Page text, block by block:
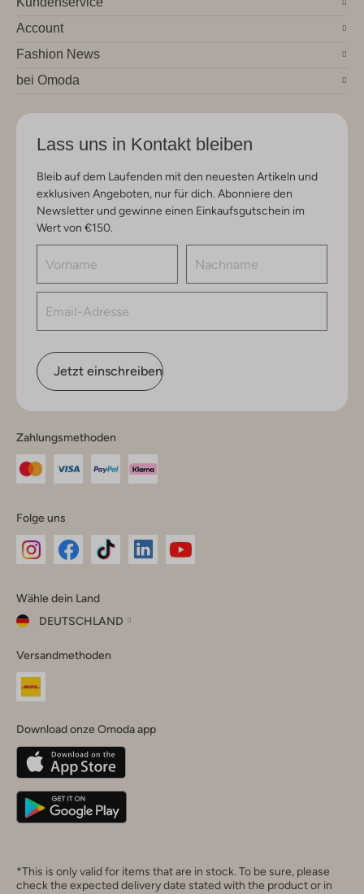
Account
Fashion News
bei Omoda
Lass uns in Kontakt bleiben
Bleib auf dem Laufenden mit den neuesten Artikeln und
exklusiven Angeboten, nur für dich. Abonniere den
Newsletter und gewinne einen Einkaufsgutschein im
Wert von €150.
Jetzt einschreiben
Zahlungsmethoden
Folge uns
Instagram
Facebook
TikTok
Wähle dein Land
DEUTSCHLAND
dein
Land
Belgique(Français)
Deutschland
Versandmethoden
Download onze Omoda app
*This is only valid for items that are in stock. To be sure, please
check the expected delivery date stated with the product or in